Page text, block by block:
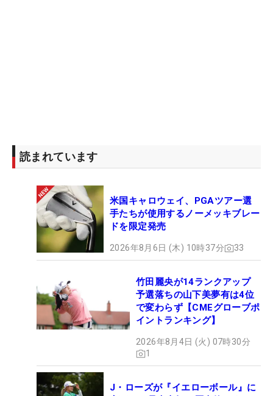
読まれています
米国キャロウェイ、PGAツアー選
手たちが使用するノーメッキブレー
ドを限定発売
2026年8月6日 (木) 10時37分 33
竹田麗央が14ランクアップ
予選落ちの山下美夢有は4位
で変わらず【CMEグローブポ
イントランキング】
2026年8月4日 (火) 07時30分
1
J・ローズが『イエローボール』に